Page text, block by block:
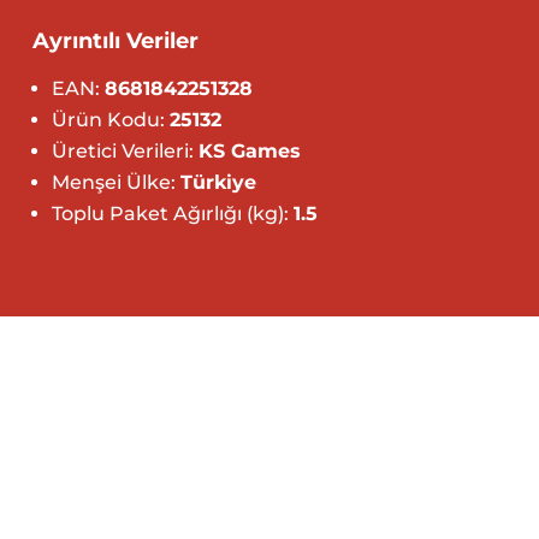
Ayrıntılı Veriler
EAN: 8681842251328
Ürün Kodu: 25132
Üretici Verileri: KS Games
Menşei Ülke: Türkiye
Toplu Paket Ağırlığı (kg): 1.5